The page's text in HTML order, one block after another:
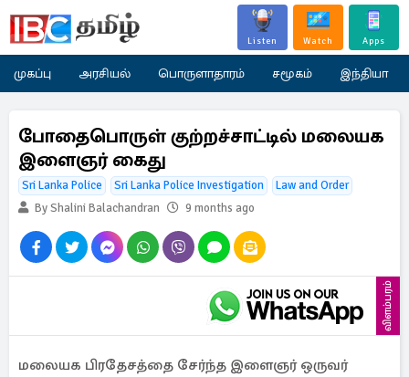
Listen Watch Apps
முகப்பு அரசியல் பொருளாதாரம் சமூகம் இந்தியா
போதைபொருள் குற்றச்சாட்டில் மலையக
இளைஞர் கைது
Sri Lanka Police Sri Lanka Police Investigation
Law and Order
By Shalini Balachandran
9 months ago
விளம்பரம்
மலையக பிரதேசத்தை சேர்ந்த இளைஞர் ஒருவர்